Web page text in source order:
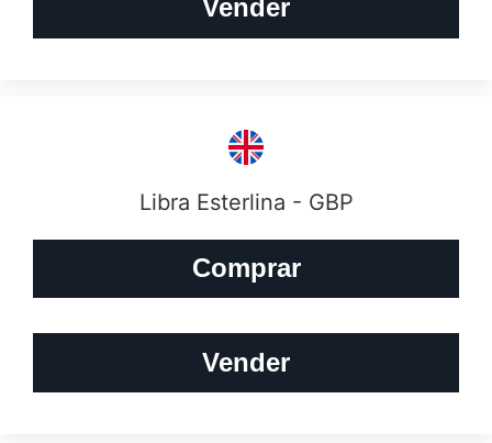
Vender
Libra Esterlina - GBP
Comprar
Vender